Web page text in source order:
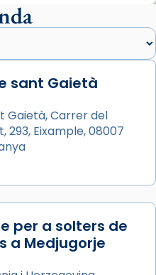
i
màrtirs.
de sant Cugat, a
la tradició
a Júlia”) i
Semprònia =
I l’any 1667, el
afirma en una obra
de l’antiga Iluro.
les relíq
sant Gaietà
Gaietà, Carrer del
293, Eixample, 08007
per a solters de
a Medjugorje